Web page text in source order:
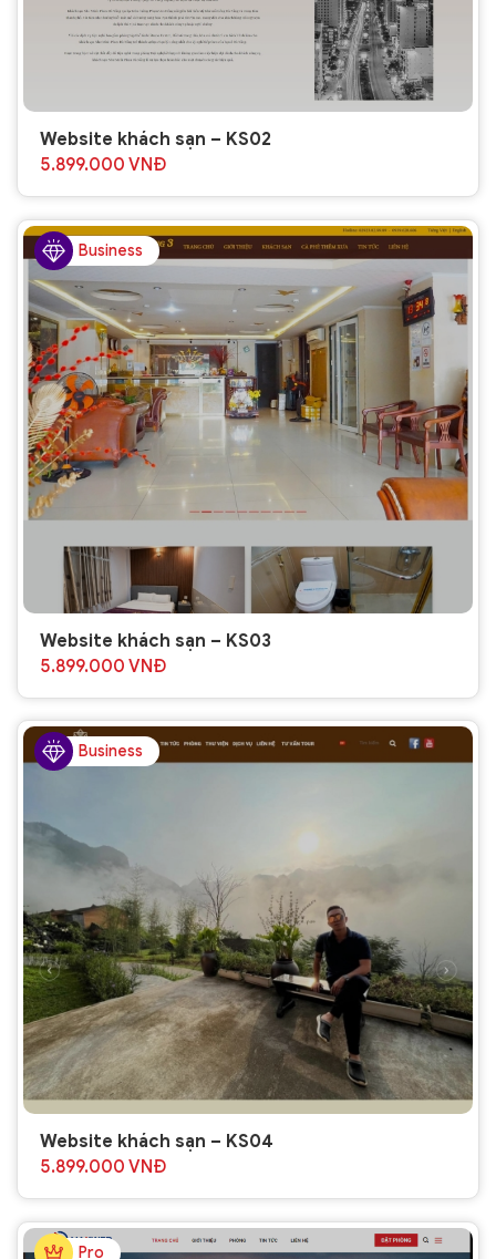
Website khách sạn – KS02
5.899.000 VNĐ
Business
Website khách sạn – KS03
5.899.000 VNĐ
Business
Website khách sạn – KS04
5.899.000 VNĐ
Pro